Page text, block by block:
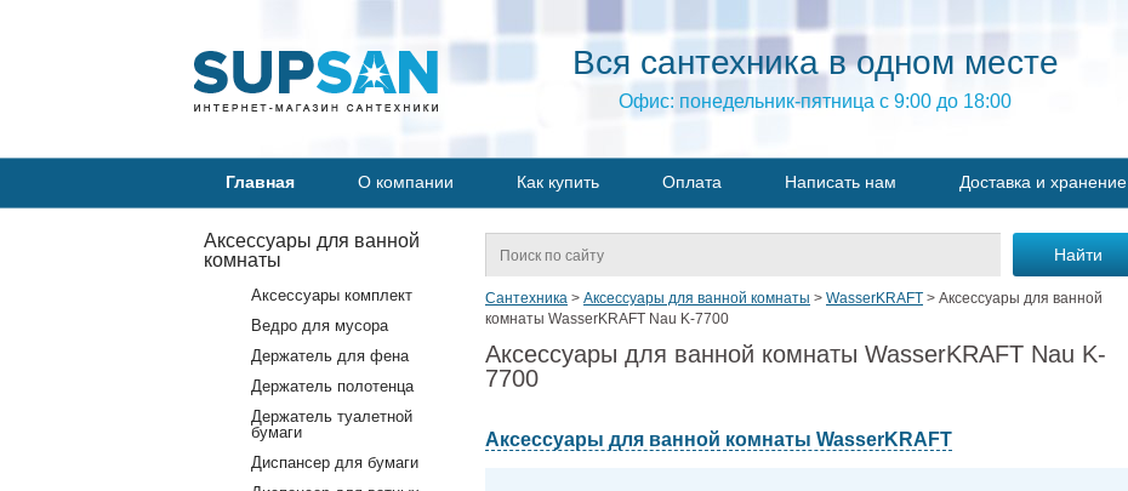
Вся сантехника в одном месте
Офис: понедельник-пятница с 9:00 до 18:00
Главная О компании Как купить Оплата Написать нам Доставка и хранение
Аксессуары для ванной
комнаты
Аксессуары комплект
Ведро для мусора
Держатель для фена
Держатель полотенца
Держатель туалетной
бумаги
Диспансер для бумаги
Сантехника > Аксессуары для ванной комнаты > WasserKRAFT > Аксессуары для ванной
комнаты WasserKRAFT Nau K-7700
Аксессуары для ванной комнаты WasserKRAFT Nau K-
7700
Аксессуары для ванной комнаты WasserKRAFT